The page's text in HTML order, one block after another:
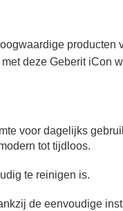
producten
deze Geberit iCon
voor dagelijks
tot tijdloos.
te reinigen is.
de eenvoudige